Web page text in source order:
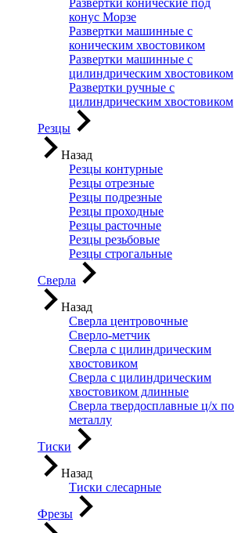
Развертки конические под
конус Морзе
Развертки машинные с
коническим хвостовиком
Развертки машинные с
цилиндрическим хвостовиком
Развертки ручные с
цилиндрическим хвостовиком
Резцы
Назад
Резцы контурные
Резцы отрезные
Резцы подрезные
Резцы проходные
Резцы расточные
Резцы резьбовые
Резцы строгальные
Сверла
Назад
Сверла центровочные
Сверло-метчик
Сверла с цилиндрическим
хвостовиком
Сверла с цилиндрическим
хвостовиком длинные
Сверла твердосплавные ц/х по
металлу
Тиски
Назад
Тиски слесарные
Фрезы